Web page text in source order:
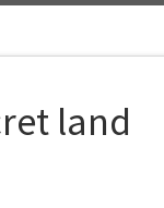
land